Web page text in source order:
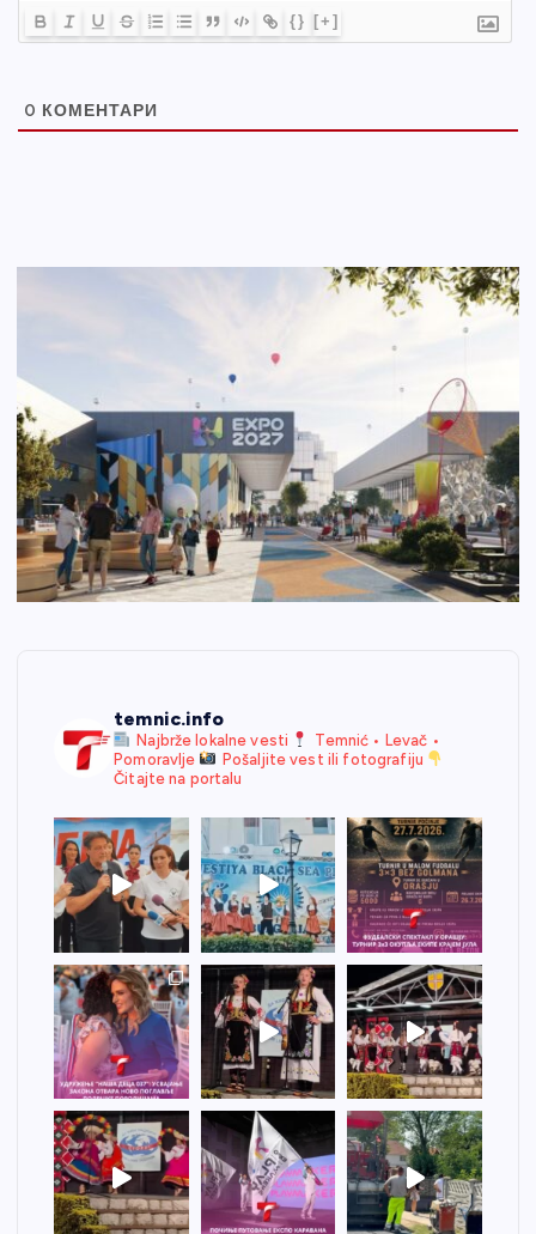
{} [+]
0 КОМЕНТАРИ
temnic.info
Najbrže lokalne vesti
Temnić • Levač •
Pomoravlje
Pošaljite vest ili fotografiju
Čitajte na portalu